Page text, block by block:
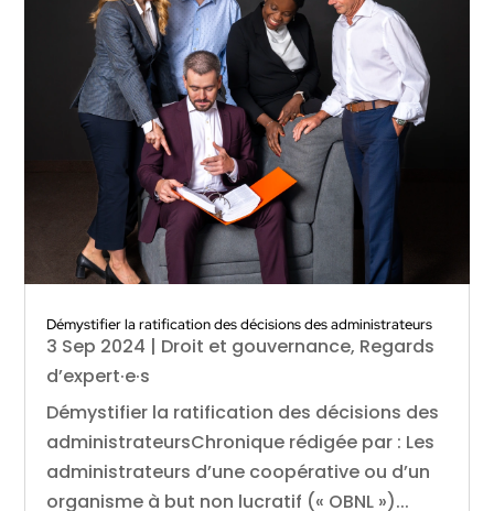
Démystifier la ratification des décisions des administrateurs
3 Sep 2024 | Droit et gouvernance, Regards
d’expert·e·s
Démystifier la ratification des décisions des
administrateursChronique rédigée par : Les
administrateurs d’une coopérative ou d’un
organisme à but non lucratif (« OBNL »)...